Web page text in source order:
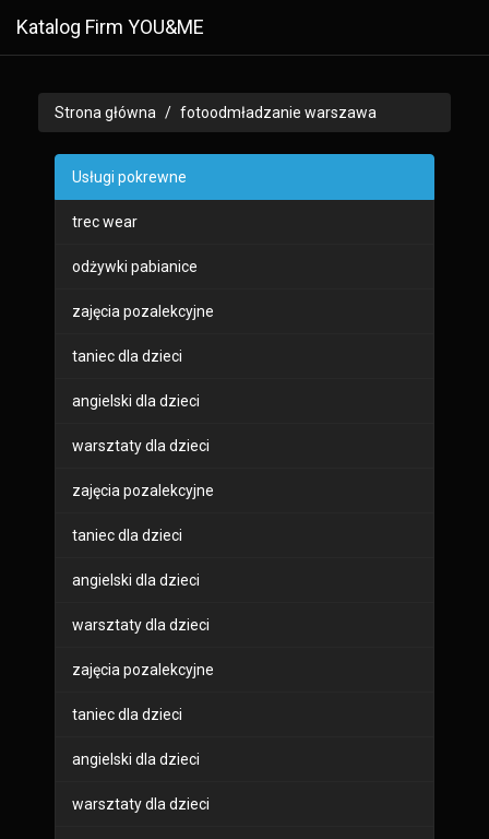
Katalog Firm YOU&ME
Strona główna fotoodmładzanie warszawa
Usługi pokrewne
trec wear
odżywki pabianice
zajęcia pozalekcyjne
taniec dla dzieci
angielski dla dzieci
warsztaty dla dzieci
zajęcia pozalekcyjne
taniec dla dzieci
angielski dla dzieci
warsztaty dla dzieci
zajęcia pozalekcyjne
taniec dla dzieci
angielski dla dzieci
warsztaty dla dzieci